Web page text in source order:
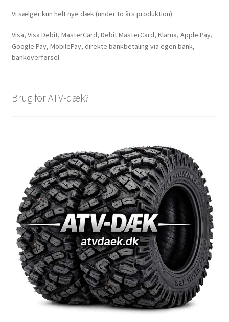
Vi sælger kun helt nye dæk (under to års produktion).
Visa, Visa Debit, MasterCard, Debit MasterCard, Klarna, Apple Pay,
Google Pay, MobilePay, direkte bankbetaling via egen bank,
bankoverførsel.
Brug for ATV-dæk?